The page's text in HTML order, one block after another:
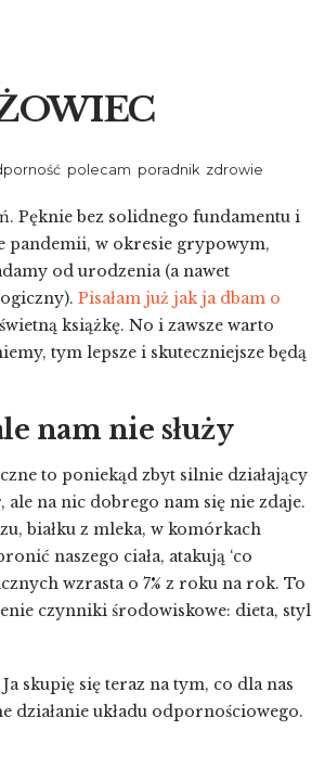
polecam poradnik zdrowie
Pęknie bez solidnego fundamentu i
pandemii, w okresie grypowym,
od urodzenia (a nawet
Pisałam już jak ja dbam o
książkę. No i zawsze warto
tym lepsze i skuteczniejsze będą
nam nie służy
to poniekąd zbyt silnie działający
na nic dobrego nam się nie zdaje.
białku z mleka, w komórkach
naszego ciała, atakują ‘co
wzrasta o 7% z roku na rok. To
czynniki środowiskowe: dieta, styl
skupię się teraz na tym, co dla nas
działanie układu odpornościowego.